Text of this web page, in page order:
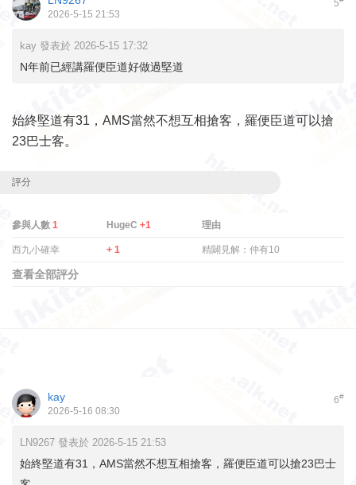
5
2026-5-15 21:53
kay 發表於 2026-5-15 17:32
N年前已經講羅便臣道好做過堅道
始終堅道有31，AMS當然不想互相搶客，羅便臣道可以搶
23巴士客。
評分
參與人數 1 HugeC+1 理由
西九小確幸 + 1 精闢見解：仲有10
查看全部評分
6#
kay
2026-5-16 08:30
LN9267 發表於 2026-5-15 21:53
始終堅道有31，AMS當然不想互相搶客，羅便臣道可以搶23巴士